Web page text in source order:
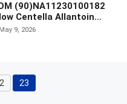
(90)NA11230100182
Centella Allantoin
Gel Moisturizer
May 9, 2026
Page Page
23